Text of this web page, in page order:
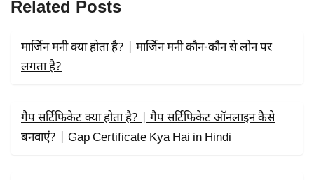
O
R
Related Posts
मार्जिन मनी क्या होता है? | मार्जिन मनी कौन-कौन से लोन पर
लगता है?
गैप सर्टिफिकेट क्या होता है? | गैप सर्टिफिकेट ऑनलाइन कैसे
बनवाएं? | Gap Certificate Kya Hai in Hindi